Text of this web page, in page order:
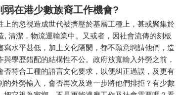
在港少數族裔工作機會?
上的忽視造成世代被擠壓於基層工種上，甚或聚集於
, 清潔，物流運輸業中。又或者，因社會流傳的刻板
水平甚低，加上文化隔閡，都不願意聘請他們，造
學歷錯配的結構性不公。政府放寬輸入外勞之前，
符合工種的語言文化要求，以便糾正過誤，及更有
外勞輸入，會否再次及進一步將他們排拒？有少數